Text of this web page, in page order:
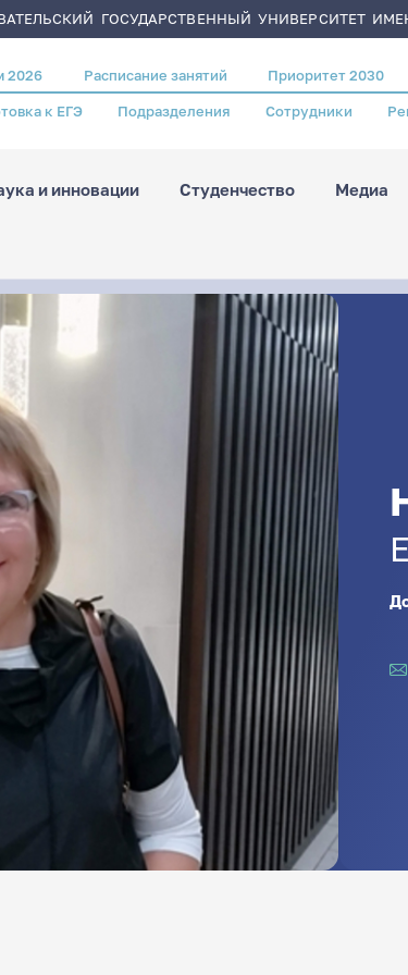
ГОСУДАРСТВЕННЫЙ УНИВЕРСИТЕТ
2026 Расписание занятий Приоритет 2030
к ЕГЭ Подразделения Сотрудники
и инновации Студенчество Медиа